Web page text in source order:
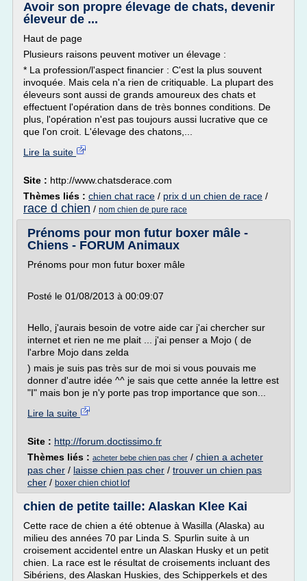
Avoir son propre élevage de chats, devenir
éleveur de ...
Haut de page
Plusieurs raisons peuvent motiver un élevage :
* La profession/l'aspect financier : C'est la plus souvent
invoquée. Mais cela n'a rien de critiquable. La plupart des
éleveurs sont aussi de grands amoureux des chats et
effectuent l'opération dans de très bonnes conditions. De
plus, l'opération n'est pas toujours aussi lucrative que ce
que l'on croit. L'élevage des chatons,...
Lire la suite
Site : http://www.chatsderace.com
Thèmes liés : chien chat race / prix d un chien de race /
race d chien / nom chien de pure race
Prénoms pour mon futur boxer mâle -
Chiens - FORUM Animaux
Prénoms pour mon futur boxer mâle
Posté le 01/08/2013 à 00:09:07
Hello, j'aurais besoin de votre aide car j'ai chercher sur
internet et rien ne me plait ... j'ai penser a Mojo ( de
l'arbre Mojo dans zelda
) mais je suis pas très sur de moi si vous pouvais me
donner d'autre idée ^^ je sais que cette année la lettre est
"I" mais bon je n'y porte pas trop importance que son...
Lire la suite
Site : http://forum.doctissimo.fr
Thèmes liés : acheter bebe chien pas cher / chien a acheter
pas cher / laisse chien pas cher / trouver un chien pas
cher / boxer chien chiot lof
chien de petite taille: Alaskan Klee Kai
Cette race de chien a été obtenue à Wasilla (Alaska) au
milieu des années 70 par Linda S. Spurlin suite à un
croisement accidentel entre un Alaskan Husky et un petit
chien. La race est le résultat de croisements incluant des
Sibériens, des Alaskan Huskies, des Schipperkels et des